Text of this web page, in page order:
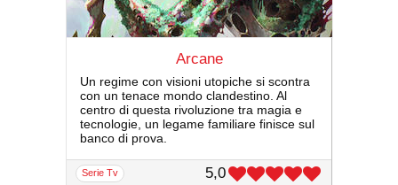
Arcane
Un regime con visioni utopiche si scontra
con un tenace mondo clandestino. Al
centro di questa rivoluzione tra magia e
tecnologie, un legame familiare finisce sul
banco di prova.
serie Tv 5,0